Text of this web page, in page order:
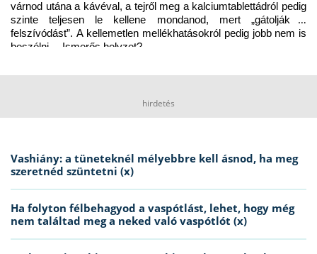
várnod utána a kávéval, a tejről meg a kalciumtablettádról pedig
szinte teljesen le kellene mondanod, mert „gátolják a
felszívódást”. A kellemetlen mellékhatásokról pedig jobb nem is
beszélni… Ismerős helyzet?
hirdetés
Vashiány: a tüneteknél mélyebbre kell ásnod, ha meg
szeretnéd szüntetni (x)
Ha folyton félbehagyod a vaspótlást, lehet, hogy még
nem találtad meg a neked való vaspótlót (x)